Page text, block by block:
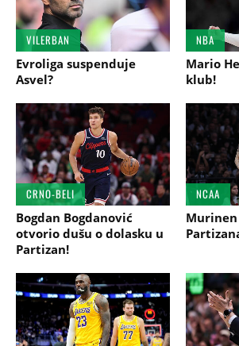
VILERBAN
Evroliga suspenduje
Asvel?
NBA
Mario
klub!
CRNO-BELI
Bogdan Bogdanović
otvorio dušu o dolasku u
Partizan!
NCAA